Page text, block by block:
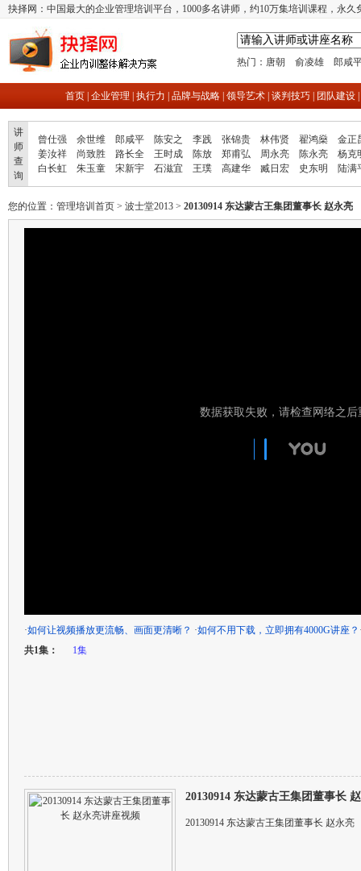
抉择网：中国最大的企业管理培训平台，1000多名讲师，约10万集培训课程，永
热门： 唐朝 俞凌雄 郎咸
首页| 企业管理 执行力 品牌与战略| 领导艺术| 谈判技巧| 团队建设|
讲
师
查
询
曾仕强 余世维 郎咸平 陈安之 李践 张锦贵 林伟贤 翟鸿燊
金正
姜汝祥
尚致胜 路长全 王时成 陈放 郑甫弘 周永亮 陈永亮
杨克
白长虹
朱玉童 宋新宇 石滋宜 王璞 高建华 臧日宏 史东明 陆满
您的位置： 管理培训首页 > 波士堂2013 > 20130914 东达蒙古王集团董事长 赵永亮
·如何让视频播放更流畅、画面更清晰？ ·如何不用下载，立即拥有4000G讲座？
共1集：
1集
20130914 东达蒙古王集团董事长
20130914 东达蒙古王集团董事长 赵永亮